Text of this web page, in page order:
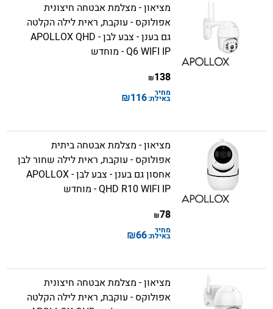
מציאון - מצלמת אבטחה חיצונית
אפולוקס - עוקבת, ראית לילה הקלטה
גם בענן - צבע לבן - APOLLOX QHD
Q6 WIFI IP - מוחדש
138
₪
מחיר
באילת:116
₪
מציאון - מצלמת אבטחה ביתית
אפולוקס - עוקבת, ראית לילה שחור לבן
אחסון גם בענן - צבע לבן - APOLLOX
QHD R10 WIFI IP - מוחדש
78
₪
מחיר
באילת:66
₪
מציאון - מצלמת אבטחה חיצונית
אפולוקס - עוקבת, ראית לילה הקלטה